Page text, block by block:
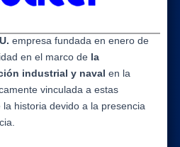
empresa fundada en enero de
en el marco de la
industrial y naval en la
vinculada a estas
historia devido a la presencia